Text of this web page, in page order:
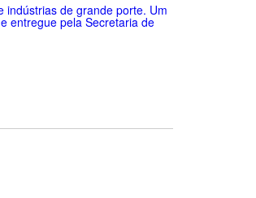
indústrias de grande porte. Um
entregue pela Secretaria de